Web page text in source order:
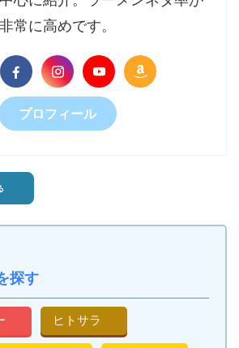
非常に高めです。
プロフィール
探す
ヒトサラ